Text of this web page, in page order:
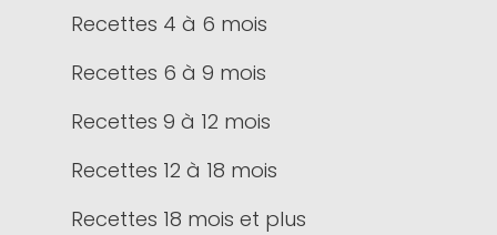
Recettes 4 à 6 mois
Recettes 6 à 9 mois
Recettes 9 à 12 mois
Recettes 12 à 18 mois
Recettes 18 mois et plus